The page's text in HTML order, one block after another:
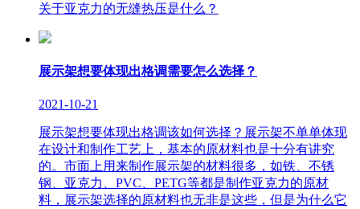
关于亚克力的无缝热压是什么？
展示架想要体现出格调需要怎么选择？
2021-10-21
展示架想要体现出格调该如何选择？展示架不单单体现
在设计和制作工艺上，基本的原材料也是十分有讲究
的。市面上用来制作展示架的材料很多，如铁、不锈
钢、亚克力、PVC、PETG等都是制作亚克力的原材
料，展示架选择的原材料也无非是这些，但是为什么它